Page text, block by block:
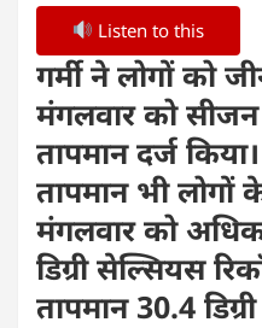
Listen to this
गर्मी ने लोगों को
मंगलवार को
तापमान दर्ज किया।
तापमान भी लोगों
मंगलवार को
डिग्री सेल्सियस
तापमान 30.4